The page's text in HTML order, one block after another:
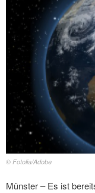
© Fotolia/Adobe
Münster – Es ist